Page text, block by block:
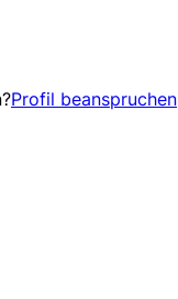
Profil beanspruchen